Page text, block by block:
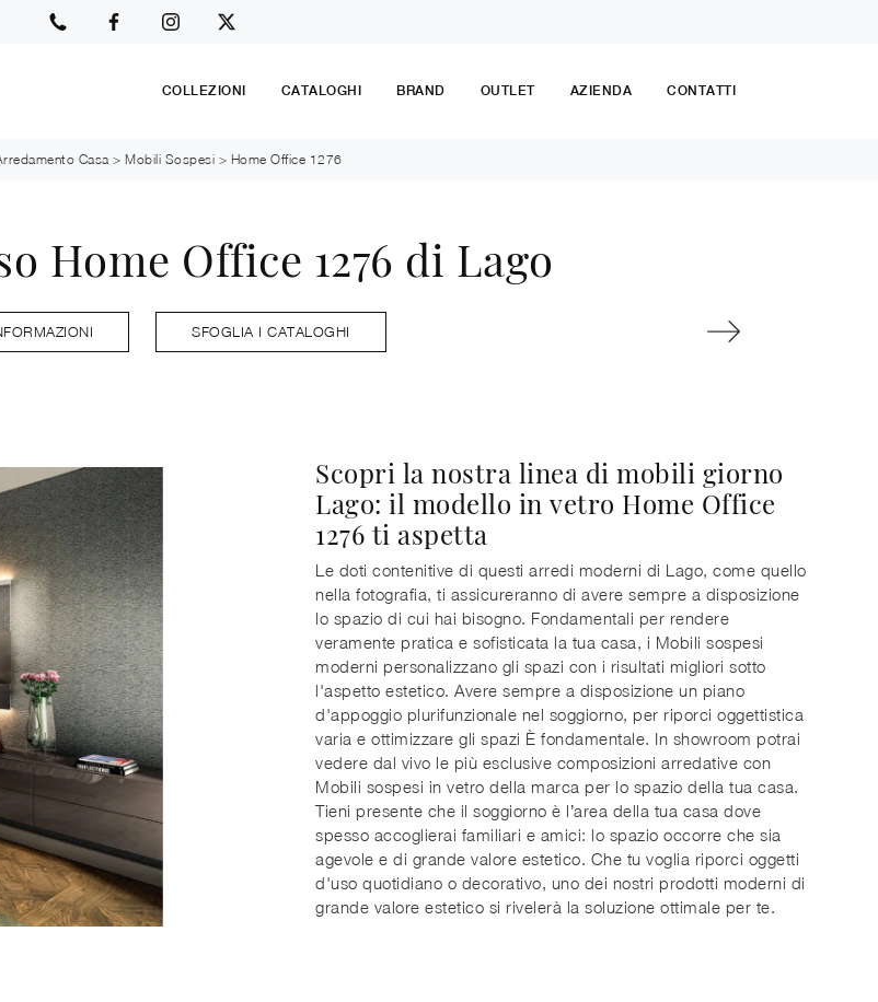
COLLEZIONI CATALOGHI BRAND OUTLET AZIENDA CONTATTI
Casa >Mobili Sospesi > Home Office 1276
Home Office 1276 di Lago
SFOGLIA I CATALOGHI
Scopri la nostra linea di mobili giorno
Lago: il modello in vetro Home Office
1276 ti aspetta
Le doti contenitive di questi arredi moderni di Lago, come quello
nella fotografia, ti assicureranno di avere sempre a disposizione
lo spazio di cui hai bisogno. Fondamentali per rendere
veramente pratica e sofisticata la tua casa, i Mobili sospesi
moderni personalizzano gli spazi con i risultati migliori sotto
l'aspetto estetico. Avere sempre a disposizione un piano
d'appoggio plurifunzionale nel soggiorno, per riporci oggettistica
varia e ottimizzare gli spazi È fondamentale. In showroom potrai
vedere dal vivo le più esclusive composizioni arredative con
Mobili sospesi in vetro della marca per lo spazio della tua casa.
Tieni presente che il soggiorno è l’area della tua casa dove
spesso accoglierai familiari e amici: lo spazio occorre che sia
agevole e di grande valore estetico. Che tu voglia riporci oggetti
d'uso quotidiano o decorativo, uno dei nostri prodotti moderni di
grande valore estetico si rivelerà la soluzione ottimale per te.